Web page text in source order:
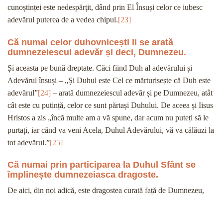
cunoștinței este nedespărțit, dând prin El Însuși celor ce iubesc
adevărul puterea de a vedea chipul.[23]
Că numai celor duhovnicești li se arată
dumnezeiescul adevăr și deci, Dumnezeu.
Și aceasta pe bună dreptate. Căci fiind Duh al adevărului și
Adevărul însuși – „Și Duhul este Cel ce mărturisește că Duh este
adevărul”[24] – arată dumnezeiescul adevăr și pe Dumnezeu, atât
cât este cu putință, celor ce sunt părtași Duhului. De aceea și Iisus
Hristos a zis „încă multe am a vă spune, dar acum nu puteți să le
purtați, iar când va veni Acela, Duhul Adevărului, vă va călăuzi la
tot adevărul.”[25]
Că numai prin participarea la Duhul Sfânt se
împlinește dumnezeiasca dragoste.
De aici, din noi adică, este dragostea curată față de Dumnezeu,